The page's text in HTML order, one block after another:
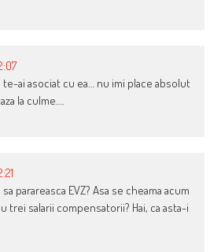
te-ai asociat cu ea… nu imi place absolut
la culme….
parareasca EVZ? Asa se cheama acum
trei salarii compensatorii? Hai, ca asta-i